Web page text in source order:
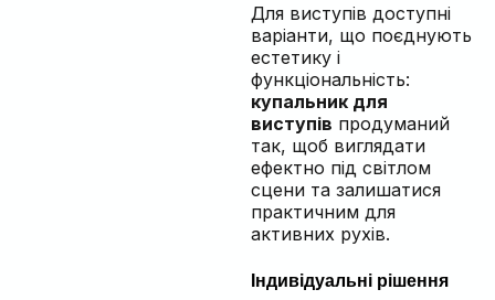
Для виступів доступні
варіанти, що поєднують
естетику і
функціональність:
купальник для
виступів продуманий
так, щоб виглядати
ефектно під світлом
сцени та залишатися
практичним для
активних рухів.
Індивідуальні рішення